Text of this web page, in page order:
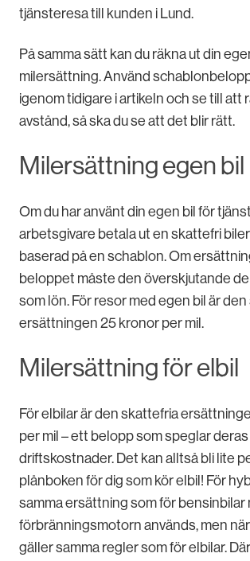
tjänsteresa till kunden i Lund.
På samma sätt kan du räkna ut din
milersättning. Använd
igenom tidigare i artikeln och se till att
avstånd, så ska du se att det blir rätt.
Milersättning egen bil
Om du har använt din egen bil för
arbetsgivare betala ut en skattefri
baserad på en schablon. Om
beloppet måste den överskjutande
som lön. För resor med egen bil är
ersättningen 25 kronor per mil.
Milersättning för elbil
För elbilar är den skattefria
per mil – ett belopp som speglar
driftskostnader. Det kan alltså bli lite
plånboken för dig som kör elbil! För
samma ersättning som för bensinbilar
förbränningsmotorn används, men när
gäller samma regler som för elbilar.